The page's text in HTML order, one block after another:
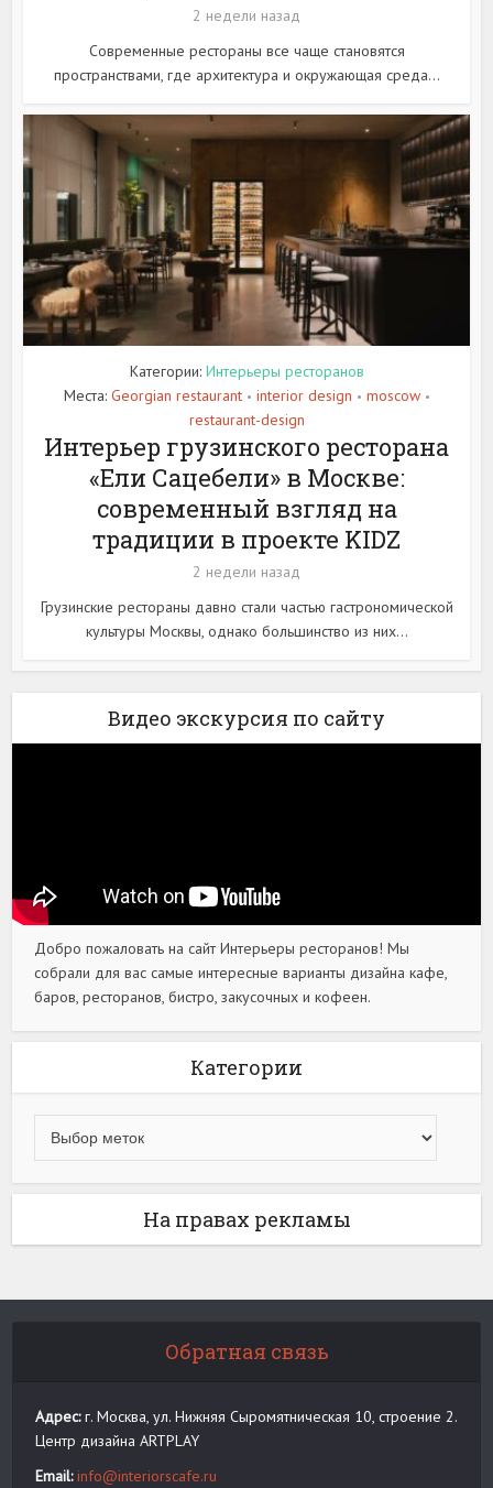
2 недели назад
Современные рестораны все чаще становятся
пространствами, где архитектура и окружающая среда...
Категории: Интерьеры ресторанов
Места: Georgian restaurant • interior design • moscow •
restaurant-design
Интерьер грузинского ресторана
«Ели Сацебели» в Москве:
современный взгляд на
традиции в проекте KIDZ
2 недели назад
Грузинские рестораны давно стали частью гастрономической
культуры Москвы, однако большинство из них...
Видео экскурсия по сайту
Добро пожаловать на сайт Интерьеры ресторанов! Мы
собрали для вас самые интересные варианты дизайна кафе,
баров, ресторанов, бистро, закусочных и кофеен.
Категории
На правах рекламы
Обратная связь
Адрес:г. Москва, ул. Нижняя Сыромятническая 10, строение 2.
Центр дизайна ARTPLAY
Email: info@interiorscafe.ru